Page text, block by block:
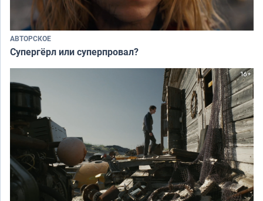
АВТОРСКОЕ
Супергёрл или суперпровал?